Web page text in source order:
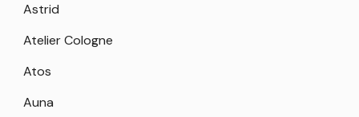
Astrid
Atelier Cologne
Atos
Auna